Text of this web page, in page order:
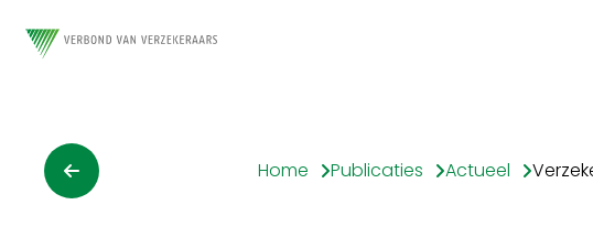
Home Publicaties Actueel